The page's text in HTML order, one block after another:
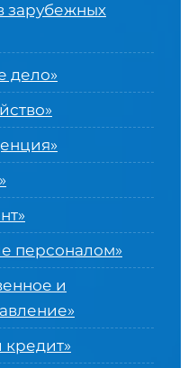
зарубежных
дело»
персоналом»
и